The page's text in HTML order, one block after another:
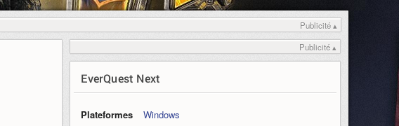
Publicité ▴
Publicité ▴
EverQuest Next
Plateformes
Windows